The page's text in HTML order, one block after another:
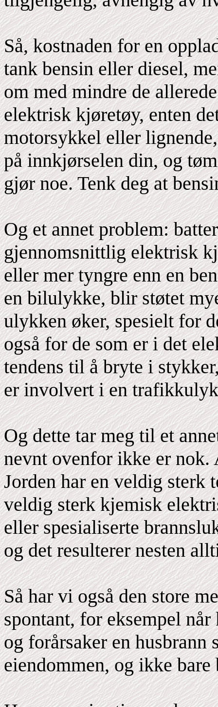
Så, kostnaden for en
tank bensin eller diesel,
om med mindre de
elektrisk kjøretøy, enten
motorsykkel eller
på innkjørselen din, og
gjør noe. Tenk deg at
Og et annet problem:
gjennomsnittlig elektrisk
eller mer tyngre enn en
en bilulykke, blir støtet
ulykken øker, spesielt for
også for de som er i det
tendens til å bryte i
er involvert i en
Og dette tar meg til et
nevnt ovenfor ikke er
Jorden har en veldig sterk
veldig sterk kjemisk
eller spesialiserte
og det resulterer nesten
Så har vi også den store
spontant, for eksempel
og forårsaker en husbrann
eiendommen, og ikke bare